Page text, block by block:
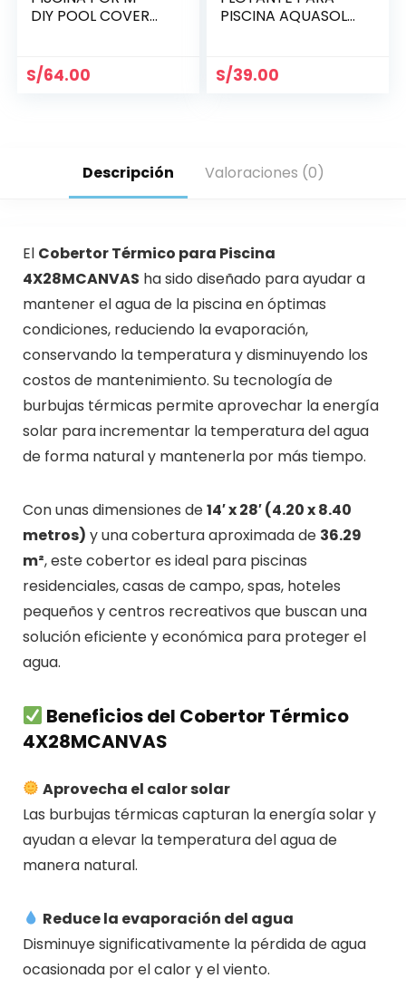
DIY POOL COVER
S/64.00
PISCINA AQUASOL
S/39.00
Descripción Valoraciones (0)
El Cobertor Térmico para Piscina
4X28MCANVAS ha sido diseñado para ayudar a
mantener el agua de la piscina en óptimas
condiciones, reduciendo la evaporación,
conservando la temperatura y disminuyendo los
costos de mantenimiento. Su tecnología de
burbujas térmicas permite aprovechar la energía
solar para incrementar la temperatura del agua
de forma natural y mantenerla por más tiempo.
Con unas dimensiones de14′ x 28′ (4.20 x 8.40
metros) y una cobertura aproximada de 36.29
m², este cobertor es ideal para piscinas
residenciales, casas de campo, spas, hoteles
pequeños y centros recreativos que buscan una
solución eficiente y económica para proteger el
agua.
Beneficios del Cobertor Térmico
4X28MCANVAS
Aprovecha el calor solar
Las burbujas térmicas capturan la energía solar y
ayudan a elevar la temperatura del agua de
manera natural.
Reduce la evaporación del agua
Disminuye significativamente la pérdida de agua
ocasionada por el calor y el viento.